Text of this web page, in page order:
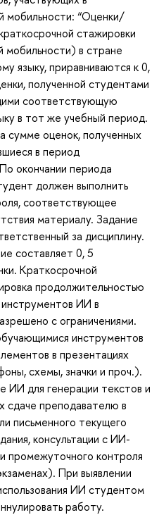
мобильности: “Оценки/
стажировки
мобильности) в стране
языку, приравниваются к 0,
полученной студентами
соответствующую
в тот же учебный период.
сумме оценок, полученных
в период
окончании периода
должен выполнить
соответствующее
материалу. Задание
за дисциплину.
составляет 0, 5
Краткосрочной
продолжительностью
ИИ в
с ограничениями.
инструментов
в презентациях
схемы, значки и проч.).
ИИ для генерации текстов и
сдаче преподавателю в
письменного текущего
консультации с ИИ-
промежуточного контроля
При выявлении
ИИ студентом
работу.